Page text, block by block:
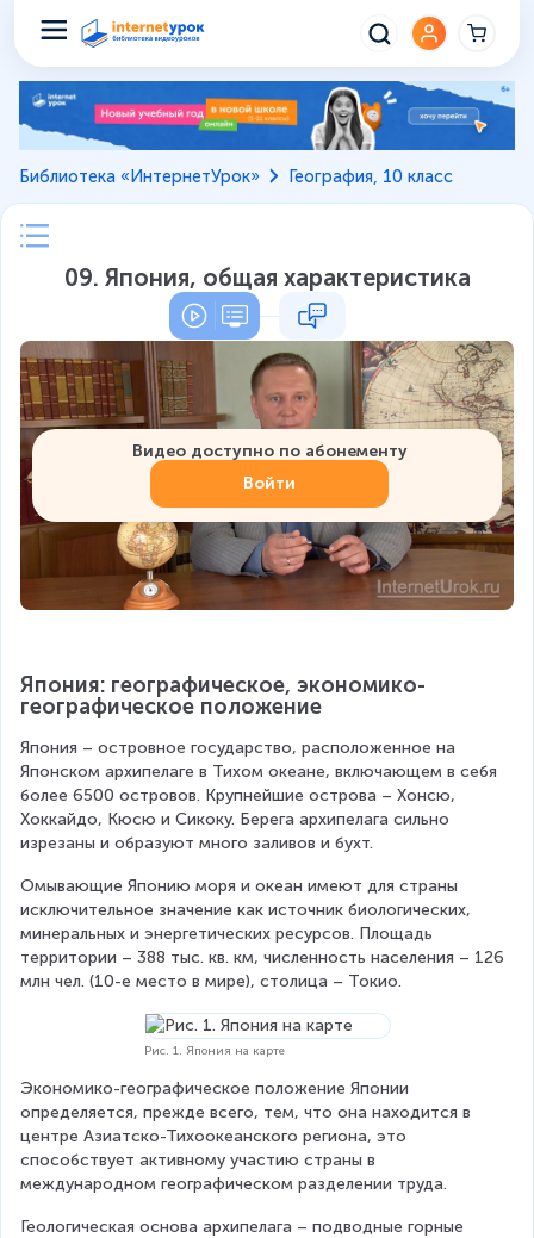
Библиотека «ИнтернетУрок» География, 10 класс
09. Япония, общая характеристика
Видео доступно по абонементу
Войти
Япония: географическое, экономико-
географическое положение
Япония – островное государство, расположенное на
Японском архипелаге в Тихом океане, включающем в себя
более 6500 островов. Крупнейшие острова – Хонсю,
Хоккайдо, Кюсю и Сикоку. Берега архипелага сильно
изрезаны и образуют много заливов и бухт.
Омывающие Японию моря и океан имеют для страны
исключительное значение как источник биологических,
минеральных и энергетических ресурсов. Площадь
территории – 388 тыс. кв. км, численность населения – 126
млн чел. (10-е место в мире), столица – Токио.
Рис. 1. Япония на карте
Экономико-географическое положение Японии
определяется, прежде всего, тем, что она находится в
центре Азиатско-Тихоокеанского региона, это
способствует активному участию страны в
международном географическом разделении труда.
Геологическая основа архипелага – подводные горные